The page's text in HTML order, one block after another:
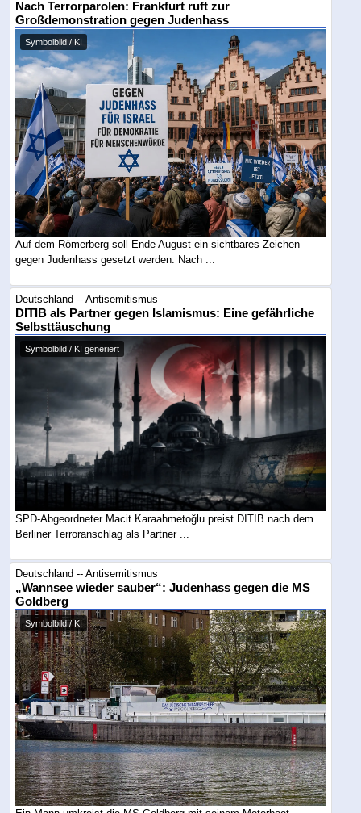
Nach Terrorparolen: Frankfurt ruft zur
Großdemonstration gegen Judenhass
Symbolbild / KI
Auf dem Römerberg soll Ende August ein sichtbares Zeichen
gegen Judenhass gesetzt werden. Nach ...
Deutschland -- Antisemitismus
DITIB als Partner gegen Islamismus: Eine gefährliche
Selbsttäuschung
Symbolbild / KI generiert
SPD-Abgeordneter Macit Karaahmetoğlu preist DITIB nach dem
Berliner Terroranschlag als Partner ...
Deutschland -- Antisemitismus
„Wannsee wieder sauber“: Judenhass gegen die MS
Goldberg
Symbolbild / KI